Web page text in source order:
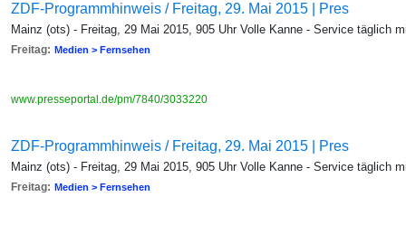
ZDF-Programmhinweis / Freitag, 29. Mai 2015 | Pres
Mainz (ots) - Freitag, 29 Mai 2015, 905 Uhr Volle Kanne - Service täglich
Freitag: Medien > Fernsehen
www.presseportal.de/pm/7840/3033220
ZDF-Programmhinweis / Freitag, 29. Mai 2015 | Pres
Mainz (ots) - Freitag, 29 Mai 2015, 905 Uhr Volle Kanne - Service täglich
Freitag: Medien > Fernsehen